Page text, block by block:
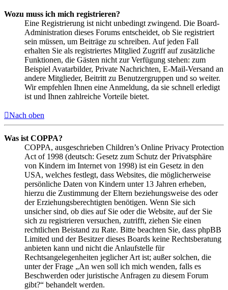
Wozu muss ich mich registrieren?
Eine Registrierung ist nicht unbedingt zwingend. Die Board-
Administration dieses Forums entscheidet, ob Sie registriert
sein müssen, um Beiträge zu schreiben. Auf jeden Fall
erhalten Sie als registriertes Mitglied Zugriff auf zusätzliche
Funktionen, die Gästen nicht zur Verfügung stehen: zum
Beispiel Avatarbilder, Private Nachrichten, E-Mail-Versand an
andere Mitglieder, Beitritt zu Benutzergruppen und so weiter.
Wir empfehlen Ihnen eine Anmeldung, da sie schnell erledigt
ist und Ihnen zahlreiche Vorteile bietet.
Nach oben
Was ist COPPA?
COPPA, ausgeschrieben Children’s Online Privacy Protection
Act of 1998 (deutsch: Gesetz zum Schutz der Privatsphäre
von Kindern im Internet von 1998) ist ein Gesetz in den
USA, welches festlegt, dass Websites, die möglicherweise
persönliche Daten von Kindern unter 13 Jahren erheben,
hierzu die Zustimmung der Eltern beziehungsweise des oder
der Erziehungsberechtigten benötigen. Wenn Sie sich
unsicher sind, ob dies auf Sie oder die Website, auf der Sie
sich zu registrieren versuchen, zutrifft, ziehen Sie einen
rechtlichen Beistand zu Rate. Bitte beachten Sie, dass phpBB
Limited und der Besitzer dieses Boards keine Rechtsberatung
anbieten kann und nicht die Anlaufstelle für
Rechtsangelegenheiten jeglicher Art ist; außer solchen, die
unter der Frage „An wen soll ich mich wenden, falls es
Beschwerden oder juristische Anfragen zu diesem Forum
gibt?“ behandelt werden.